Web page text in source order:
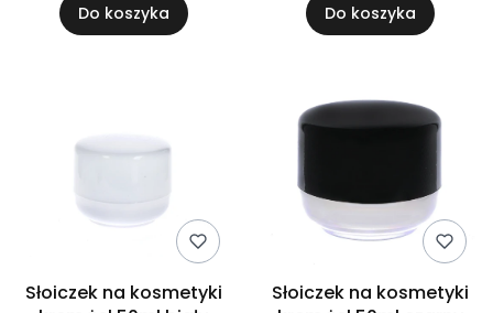
Do koszyka Do koszyka
Słoiczek na kosmetyki
Słoiczek na kosmetyki